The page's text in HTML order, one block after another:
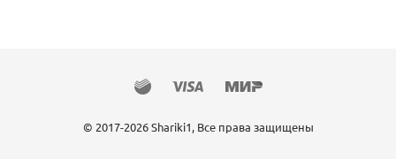
первым
© 2017-2026 Shariki1, Все права защищены